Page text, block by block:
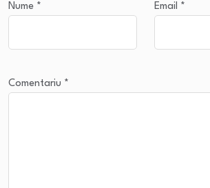
Nume * Email *
Comentariu *